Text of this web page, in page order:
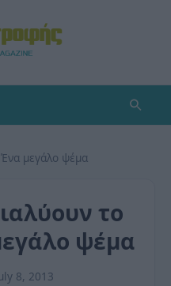
μεγάλο ψέμα
το
ψέμα
8, 2013